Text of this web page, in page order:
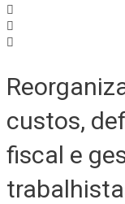
custos,
fiscal e